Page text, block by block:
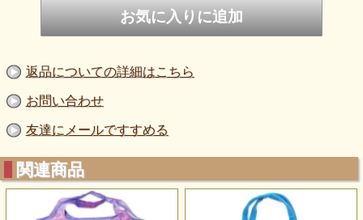
返品についての詳細はこちら
お問い合わせ
友達にメールですすめる
関連商品